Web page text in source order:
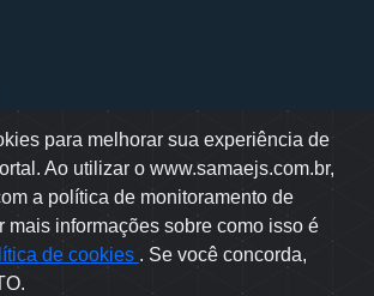
para melhorar sua experiência de
Ao utilizar o www.samaejs.com.br,
a política de monitoramento de
mais informações sobre como isso é
de cookies . Se você concorda,
478 - Bairro Água Verde - Jaraguá do Sul
- SC
2022 - Todos os direitos reservados